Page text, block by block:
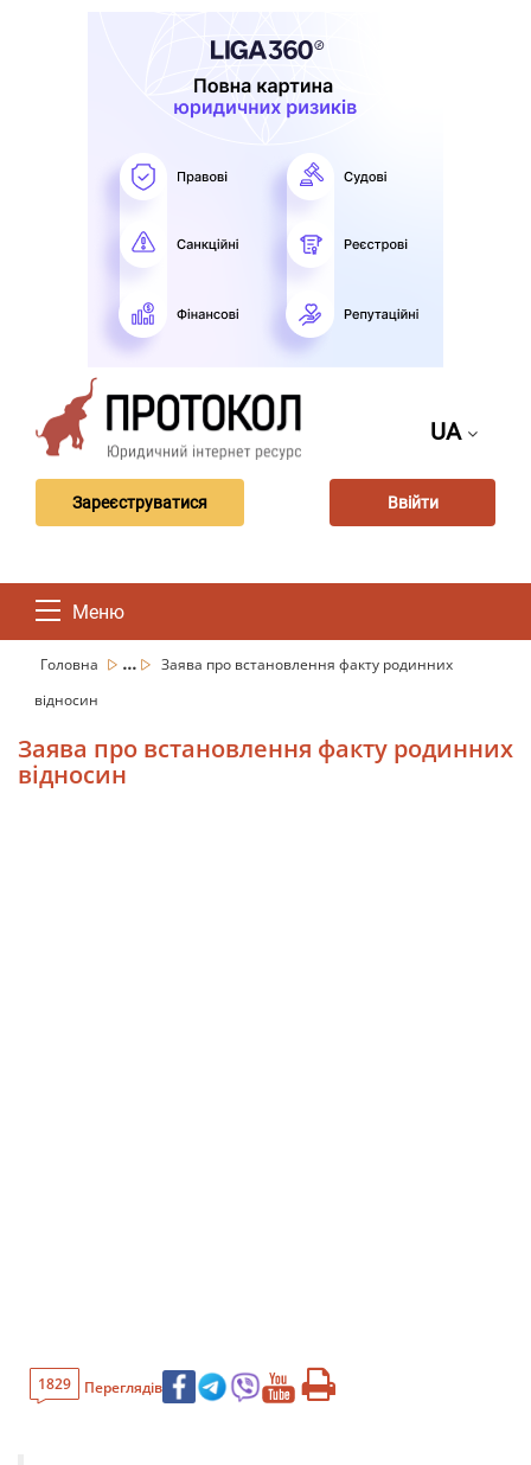
UA
Зареєструватися Ввійти
Меню
Головна ...
Заява про встановлення факту родинних
відносин
Заява про встановлення факту родинних
відносин
1829 Переглядів